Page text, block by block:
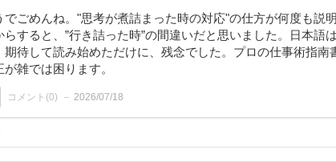
でごめんね。"思考が煮詰まった時の対応"の仕方が何度も説
すると、”行き詰った時”の間違いだと思いました。日本語
期待して読み始めただけに、残念でした。プロの仕事術指南
雑では困ります。
コメント(0) 2026/07/18